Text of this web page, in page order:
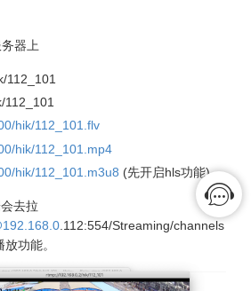
器上
112_101
112_101
hik/112_101.flv
hik/112_101.mp4
hik/112_101.m3u8 (先开启hls功能)
去拉
.112:554/Streaming/channels
功能。